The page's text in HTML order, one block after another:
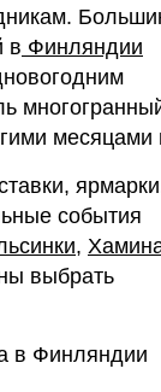
в Финляндии
месяцами
события
,
выбрать
в Финляндии